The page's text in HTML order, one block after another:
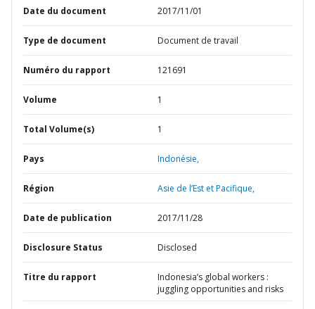
Date du document 2017/11/01
Type de document Document de travail
Numéro du rapport 121691
Volume 1
Total Volume(s) 1
Pays Indonésie,
Région Asie de l’Est et Pacifique,
Date de publication 2017/11/28
Disclosure Status Disclosed
Titre du rapport
Indonesia’s global workers :
juggling opportunities and risks